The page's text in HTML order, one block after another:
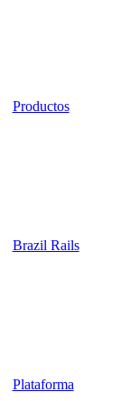
Productos
Brazil Rails
Plataforma